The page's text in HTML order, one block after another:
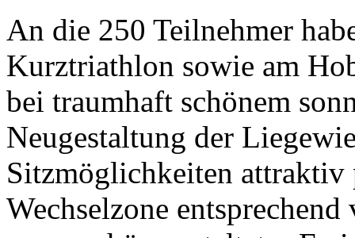
An die 250 Teilnehmer
Kurztriathlon sowie am
bei traumhaft schönem
Neugestaltung der
Sitzmöglichkeiten
Wechselzone